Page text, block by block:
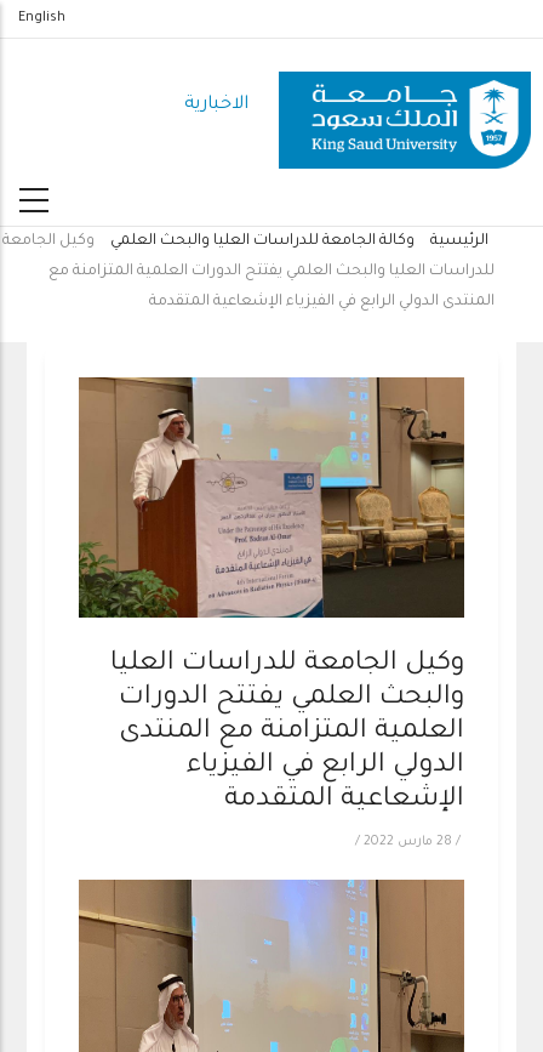
المحتوى
الرئيسي
English
الاخبارية
مسار
التنقل
الرئيسية وكالة الجامعة للدراسات العليا والبحث العلمي
وكيل الجامعة
للدراسات العليا والبحث العلمي يفتتح الدورات العلمية المتزامنة مع
المنتدى الدولي الرابع في الفيزياء الإشعاعية المتقدمة
وكيل الجامعة للدراسات العليا
والبحث العلمي يفتتح الدورات
العلمية المتزامنة مع المنتدى
الدولي الرابع في الفيزياء
الإشعاعية المتقدمة
/ 28 مارس 2022 /